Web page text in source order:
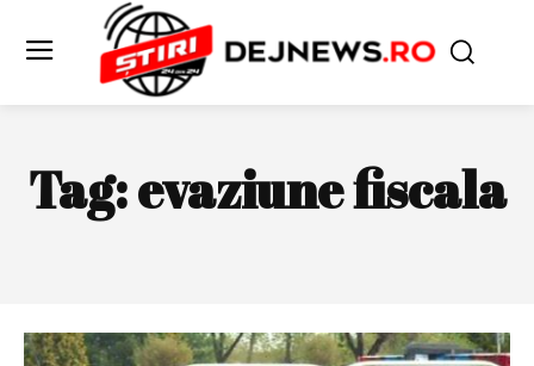
Tag:evaziune fiscala